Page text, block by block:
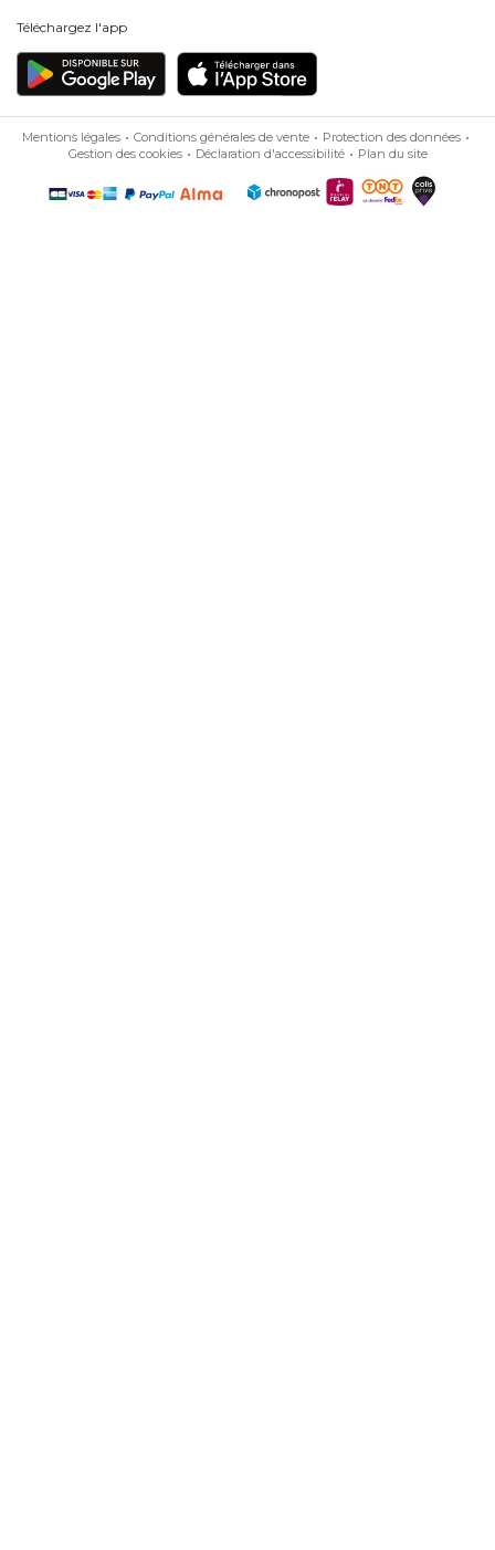
Téléchargez l'app
Mentions légales Conditions générales de vente
Protection des données
Gestion des cookies
Déclaration d'accessibilité Plan du site